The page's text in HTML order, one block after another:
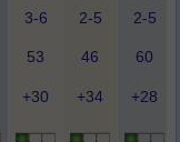
3-6
2-5
2-5
53 46 60
+30 +34 +28